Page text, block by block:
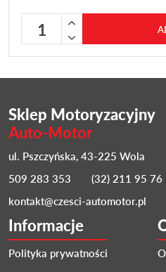
Olej 5W40 Valvoline
Sklep Motoryzacyjny
Auto-Motor
ul. Pszczyńska, 43-225 Wola
509 283 353
(32) 211 95 76
kontakt@czesci-automotor.pl
Informacje
Polityka prywatności